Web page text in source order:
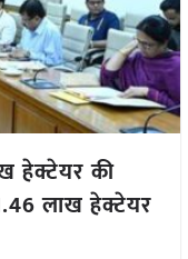
हेक्टेयर की
लाख हेक्टेयर